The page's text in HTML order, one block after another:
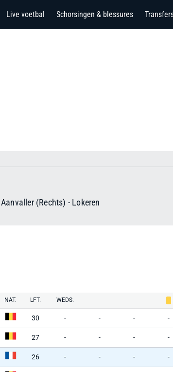
Live voetbal Schorsingen & blessures
(Rechts) - Lokeren
NAT. LFT. WEDS.
30 - - - -
27 - - - -
26 - - - -